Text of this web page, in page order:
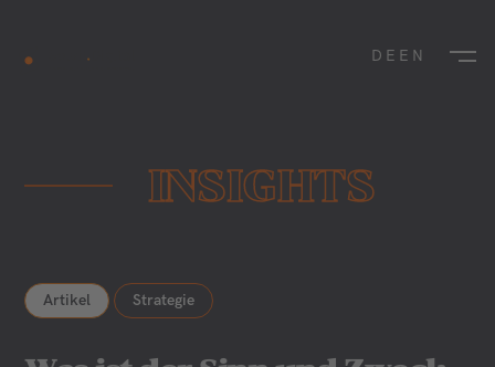
DE EN
INSIGHTS
Artikel Strategie